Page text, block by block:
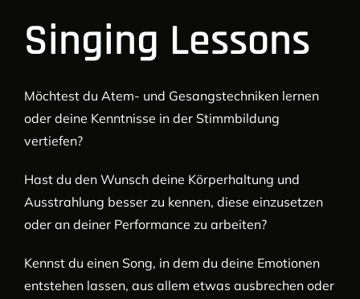
Singing Lessons
Möchtest du Atem- und Gesangstechniken lernen
oder deine Kenntnisse in der Stimmbildung
vertiefen?
Hast du den Wunsch deine Körperhaltung und
Ausstrahlung besser zu kennen, diese einzusetzen
oder an deiner Performance zu arbeiten?
Kennst du einen Song, in dem du deine Emotionen
entstehen lassen, aus allem etwas ausbrechen oder